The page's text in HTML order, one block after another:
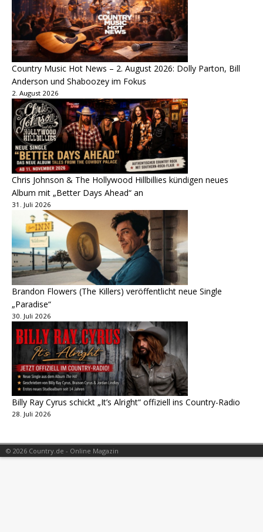
Country Music Hot News – 2. August 2026: Dolly Parton, Bill
Anderson und Shaboozey im Fokus
2. August 2026
Chris Johnson & The Hollywood Hillbillies kündigen neues
Album mit „Better Days Ahead“ an
31. Juli 2026
Brandon Flowers (The Killers) veröffentlicht neue Single
„Paradise“
30. Juli 2026
Billy Ray Cyrus schickt „It’s Alright“ offiziell ins Country-Radio
28. Juli 2026
© 2026 Country.de - Online Magazin